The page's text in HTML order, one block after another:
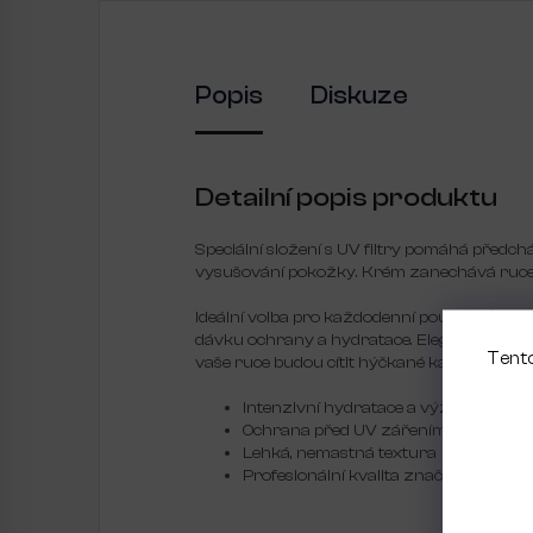
Popis Diskuze
Detailní popis produktu
Speciální složení s UV filtry pomáhá
vysušování pokožky. Krém zanechává
Ideální volba pro každodenní použití, ať už
dávku ochrany a hydratace. Elegantní
vaše ruce budou cítit hýčkané každý den.
Intenzivní hydratace a výživa
Ochrana před UV zářením
Lehká, nemastná textura
Profesionální kvalita značky Kinetics